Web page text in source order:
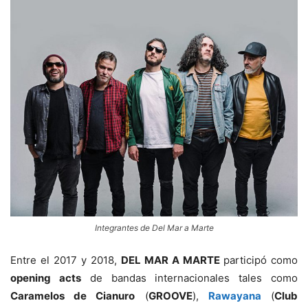
Integrantes de Del Mar a Marte
Entre el 2017 y 2018, DEL MAR A MARTE participó como
opening actsde bandas internacionales tales como
Caramelos de Cianuro (GROOVE), Rawayana (Club